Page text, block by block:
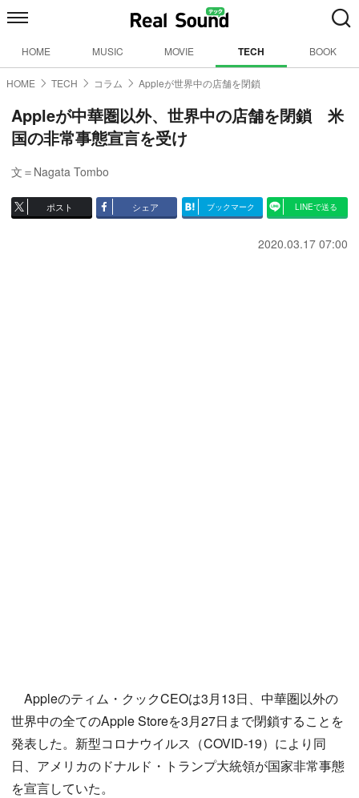
HOME MUSIC MOVIE TECH BOOK
HOME TECH コラム Appleが世界中の店舗を閉鎖
Appleが中華圏以外、世界中の店舗を閉鎖 米
国の非常事態宣言を受け
文＝Nagata Tombo
ポスト シェア ブックマーク LINEで送る
2020.03.17 07:00
Appleのティム・クックCEOは3月13日、中華圏以外の
世界中の全てのApple Storeを3月27日まで閉鎖することを
発表した。新型コロナウイルス（COVID-19）により同
日、アメリカのドナルド・トランプ大統領が国家非常事態
を宣言していた。